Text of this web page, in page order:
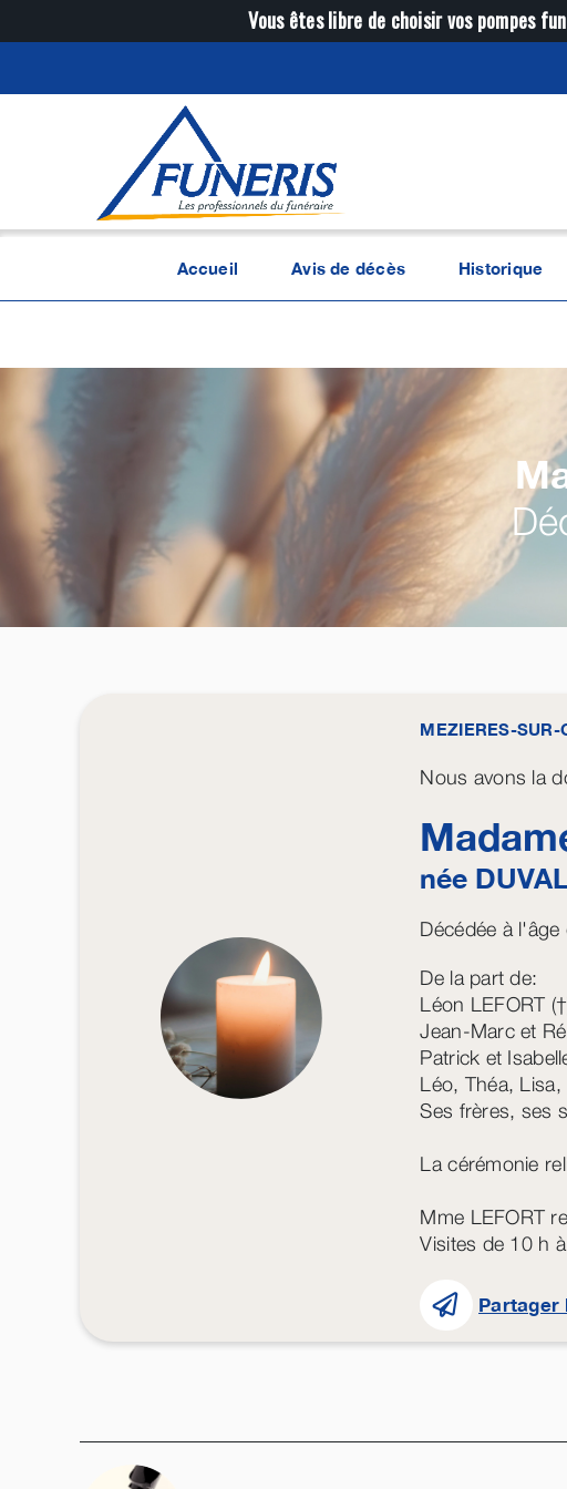
au
Vous êtes libre de choisir vos pompes
Accueil Avis de décès Historique
MEZIERES-SUR-
Nous avons la
née
Décédée à l'âge
De la part de:
Léon LEFORT
Jean-Marc et
Patrick et
Léo, Théa,
Ses frères, ses
La cérémonie
Mme LEFORT
Visites de 10 h
Partager